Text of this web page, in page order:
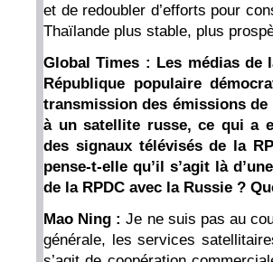
et de redoubler d’efforts pour
Thaïlande plus stable, plus
Global Times : Les médias de
République populaire
transmission des émissions
à un satellite russe, ce qui a
des signaux télévisés de la
pense-t-elle qu’il s’agit là
de la RPDC avec la Russie ?
Mao Ning :Je ne suis pas au
générale, les services